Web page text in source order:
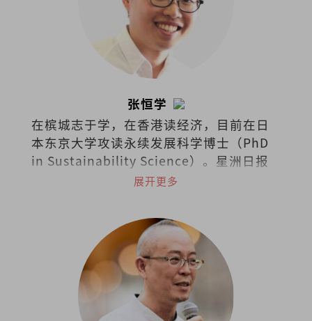
张恒学
在槟城志于学，在香港读经济，目前在日
本东京大学攻读永续发展科学博士（PhD
in Sustainability Science）。星洲日报
及当今大马《学说经济》专栏作者、《毅
展开更多